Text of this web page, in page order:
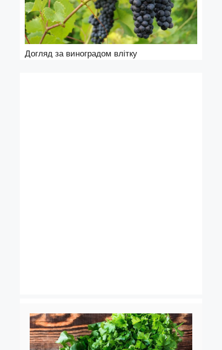
Догляд за виноградом влітку